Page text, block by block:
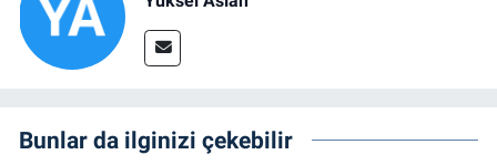
Bunlar da ilginizi çekebilir